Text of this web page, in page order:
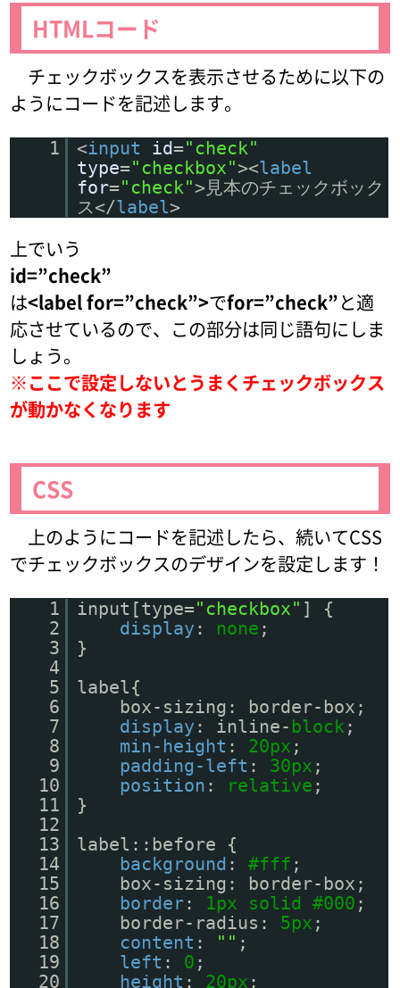
HTMLコード
チェックボックスを表示させるために以下の
ようにコードを記述します。
1 <input id="check"
type="checkbox"><label
for="check">見本のチェックボック
ス</label>
上でいう
id=”check”
は<label for=”check”>でfor=”check”と適
応させているので、この部分は同じ語句にしま
しょう。
※ここで設定しないとうまくチェックボックス
が動かなくなります
CSS
上のようにコードを記述したら、続いてCSS
でチェックボックスのデザインを設定します！
1 input[type="checkbox" ] {
2
display : none ;
3
}
4
5
label{
6
box-sizing: border-box;
7
display : inline- block ;
8
min-height : 20px ;
9
padding-left : 30px ;
10
position : relative ;
11
}
12
13
label::before {
14
background :#fff ;
15
box-sizing: border-box;
16
border: 1px solid #000 ;
17
border-radius: 5px ;
18
content : "" ;
19
left : 0 ;
20
height : 20px ;